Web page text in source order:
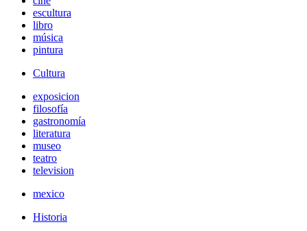
escultura
libro
música
pintura
Cultura
exposicion
filosofía
gastronomía
literatura
museo
teatro
television
mexico
Historia